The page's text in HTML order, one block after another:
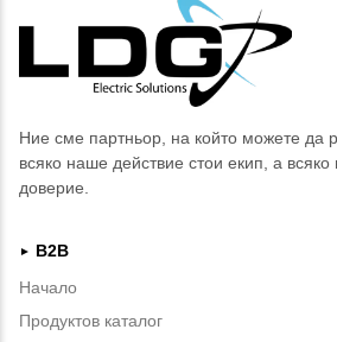
Ние сме партньор, на който можете да
всяко наше действие стои екип, а всяко
доверие.
►
B2B
Начало
Продуктов каталог